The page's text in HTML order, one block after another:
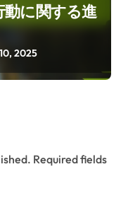
動に関する進
2025
Required fields